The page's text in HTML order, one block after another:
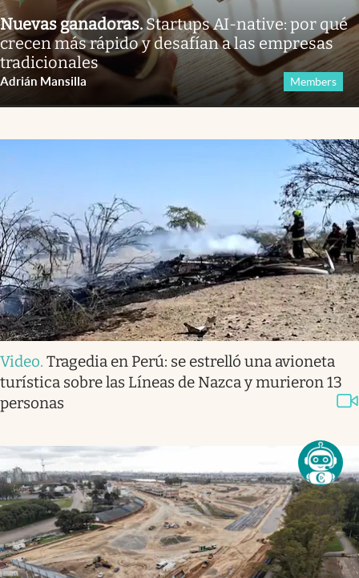
Nuevas ganadoras.Startups AI-native: por qué
crecen más rápido y desafían a las empresas
tradicionales
Adrián Mansilla Members
Video. Tragedia en Perú: se estrelló una avioneta
turística sobre las Líneas de Nazca y murieron 13
personas